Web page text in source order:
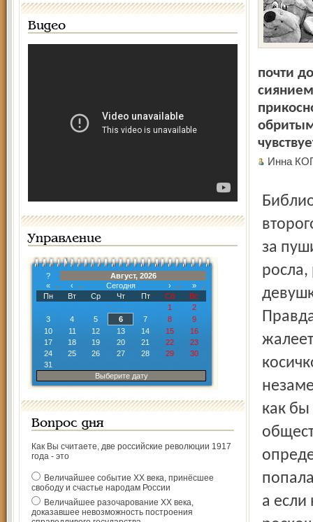
Видео
Управление
?
Август, 2026
«
‹ Сегодня ›
»
Пн
Вт Ср Чт Пт Сб
Вс
1
2
3
4 5 6 7 8
9
10
11 12 13 14 15
16
17
18 19 20 21 22
23
24
25 26 27 28 29
30
31
Выберите дату
Вопрос дня
Как Вы считаете, две российские революции 1917
года - это
Величайшее событие ХХ века, принёсшее
свободу и счастье народам России
Величайшее разочарование ХХ века,
доказавшее невозможность построения
почти
Инна
Библиотекарь Ирина Гинзбург с косой ходит всю жизнь. Со
за
как бы
а если